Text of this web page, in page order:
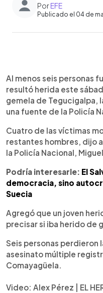
PorEFE
Publicado el 04 de
Escuchar
Al menos seis personas
resultó herida este
gemela de Tegucigalpa,
una fuente de la Policía
Cuatro de las víctimas
restantes hombres, dijo
la Policía Nacional,
Podría interesarle: El
democracia, sino
Suecia
Agregó que un joven
precisar si iba herido de
Seis personas perdieron
asesinato múltiple
Comayagüela.
Video: Alex Pérez | EL